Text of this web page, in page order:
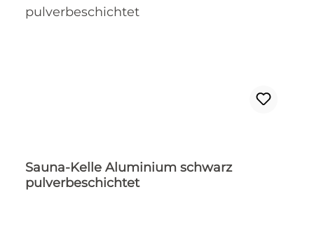
Sauna-Kelle Aluminium schwarz
pulverbeschichtet